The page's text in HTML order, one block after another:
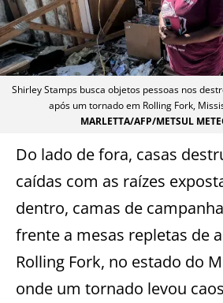
Shirley Stamps busca objetos pessoas nos
após um tornado em Rolling Fork,
MARLETTA/AFP/METSUL
Do lado de fora, casas
caídas com as raízes
dentro, camas de
frente a mesas repletas de
Rolling Fork, no estado do
onde um tornado levou